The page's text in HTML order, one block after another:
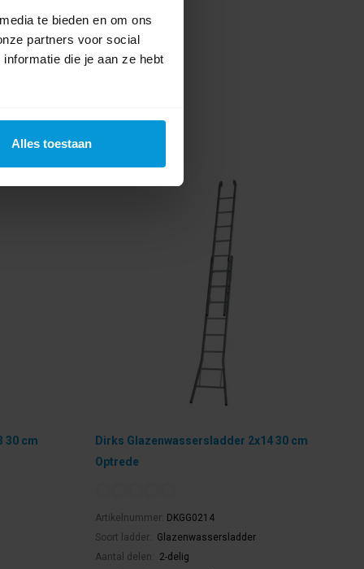
te bieden en om ons
partners voor social
die je aan ze hebt
Alles toestaan
30 cm
Dirks Glazenwassersladder 2x14 30 cm
Optrede
Artikelnummer: DKGG0214
Soort ladder:
Glazenwassersladder
Aantal delen:
2-delig